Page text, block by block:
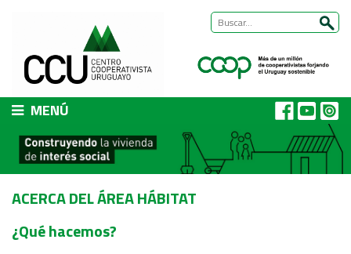
MENÚ
CCU
Presentación
Autoridades y equipo
ÁREAS DE TRABAJO
ACERCA DEL ÁREA HÁBITAT
¿Qué hacemos?